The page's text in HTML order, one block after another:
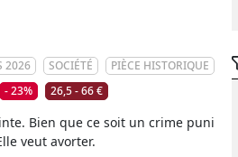
2026 SOCIÉTÉ
PIÈCE HISTORIQUE
- 23% 26,5 - 66 €
Bien que ce soit un crime puni
veut avorter.